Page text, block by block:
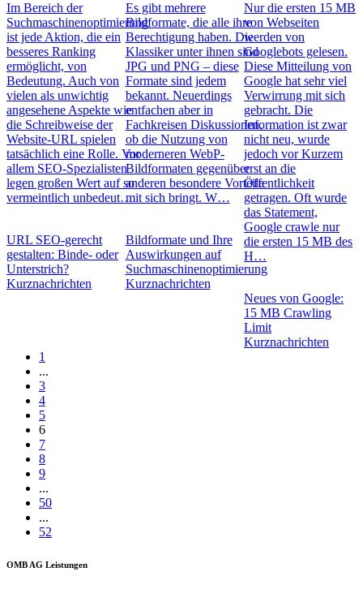
Im Bereich der
Suchmaschinenoptimierung
ist jede Aktion, die ein
besseres Ranking
ermöglicht, von
Bedeutung. Auch von
vielen als unwichtig
angesehene Aspekte wie
die Schreibweise der
Website-URL spielen
tatsächlich eine Rolle. Vor
allem SEO-Spezialisten
legen großen Wert auf so
vermeintlich unbedeut…
URL SEO-gerecht
gestalten: Binde- oder
Unterstrich?
Kurznachrichten
Es gibt mehrere
Bildformate, die alle ihre
Berechtigung haben. Die
Klassiker unter ihnen sind
JPG und PNG – diese
Formate sind jedem
bekannt. Neuerdings
entfachen aber in
Fachkreisen Diskussionen,
ob die Nutzung von
moderneren WebP-
Bildformaten gegenüber
anderen besondere Vorteile
mit sich bringt. W…
Bildformate und Ihre
Auswirkungen auf
Suchmaschinenoptimierung
Kurznachrichten
Nur die ersten 15 MB
von Webseiten
werden von
Googlebots gelesen.
Diese Mitteilung von
Google hat sehr viel
Verwirrung mit sich
gebracht. Die
Information ist zwar
nicht neu, wurde
jedoch vor Kurzem
erst an die
Öffentlichkeit
getragen. Oft wurde
das Statement,
Google crawle nur
die ersten 15 MB des
H…
Neues von Google:
15 MB Crawling
Limit
Kurznachrichten
1
...
3
4
5
6
7
8
9
...
50
...
52
OMB AG Leistungen